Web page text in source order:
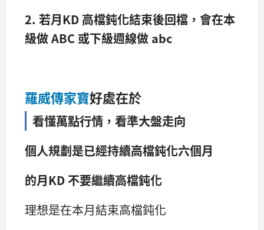
2. 若月KD 高檔鈍化結束後回檔，會在本
級做 ABC 或下級週線做 abc
羅威傳家寶好處在於
看懂萬點行情，看準大盤走向
個人規劃是已經持續高檔鈍化六個月
的月KD 不要繼續高檔鈍化
理想是在本月結束高檔鈍化